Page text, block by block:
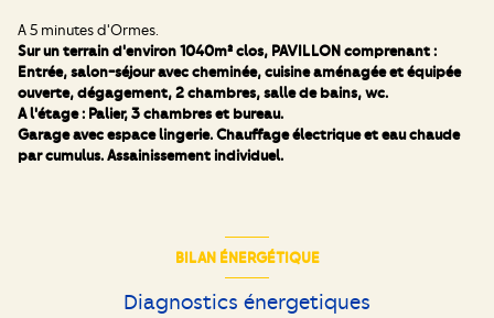
A 5 minutes d'Ormes.
Sur un terrain d'environ 1040m² clos, PAVILLON comprenant :
Entrée, salon-séjour avec cheminée, cuisine aménagée et équipée
ouverte, dégagement, 2 chambres, salle de bains, wc.
A l'étage : Palier, 3 chambres et bureau.
Garage avec espace lingerie. Chauffage électrique et eau chaude
par cumulus. Assainissement individuel.
BILAN ÉNERGÉTIQUE
Diagnostics énergetiques